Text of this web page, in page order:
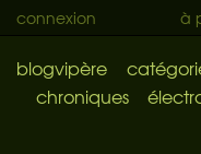
connexion à
blogvipère
chroniques